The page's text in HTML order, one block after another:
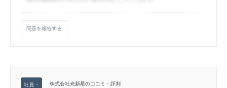
問題を報告する
株式会社光新星の口コミ・評判